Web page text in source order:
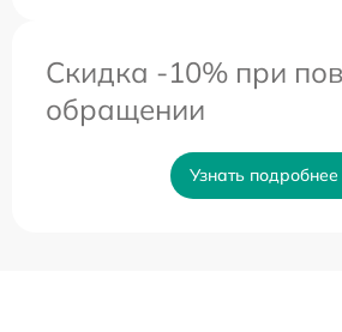
Скидка -10% при
обращении
Узнать подробнее